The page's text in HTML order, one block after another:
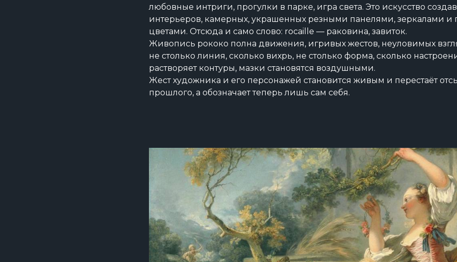
любовные интриги, прогулки в парке, игра света. Это искусство
интерьеров, камерных, украшенных резными панелями, зеркалами и
цветами. Отсюда и само слово: rocaille — раковина, завиток.
Живопись рококо полна движения, игривых жестов, неуловимых
не столько линия, сколько вихрь, не столько форма, сколько
растворяет контуры, мазки становятся воздушными.
Жест художника и его персонажей становится живым и перестаёт
прошлого, а обозначает теперь лишь сам себя.